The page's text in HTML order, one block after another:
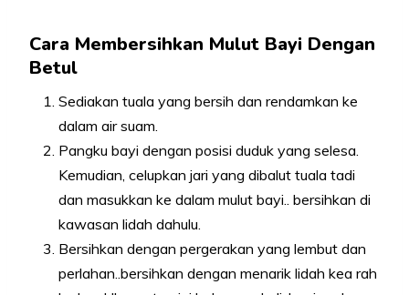
Cara Membersihkan Mulut Bayi Dengan
Betul
Sediakan tuala yang bersih dan rendamkan ke
dalam air suam.
Pangku bayi dengan posisi duduk yang selesa.
Kemudian, celupkan jari yang dibalut tuala tadi
dan masukkan ke dalam mulut bayi.. bersihkan di
kawasan lidah dahulu.
Bersihkan dengan pergerakan yang lembut dan
perlahan..bersihkan dengan menarik lidah kea rah